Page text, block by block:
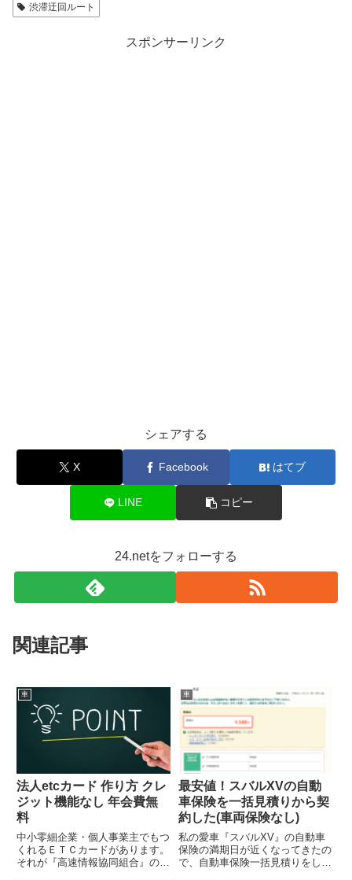
渋滞迂回ルート
スポンサーリンク
シェアする
X Facebook はてブ
LINE コピー
24.netをフォローする
関連記事
車
法人etcカード 作り方 クレ
ジット機能なし 年会費無
料
中小零細企業・個人事業主でもつ
くれるＥＴＣカードがあります。
それが『高速情報協同組合』の
車
最安値！スバルXVの自動
車保険を一括見積りから契
約した(車両保険なし)
私の愛車『スバルXV』の自動車
保険の満期日が近くなってきたの
で、自動車保険一括見積りをして